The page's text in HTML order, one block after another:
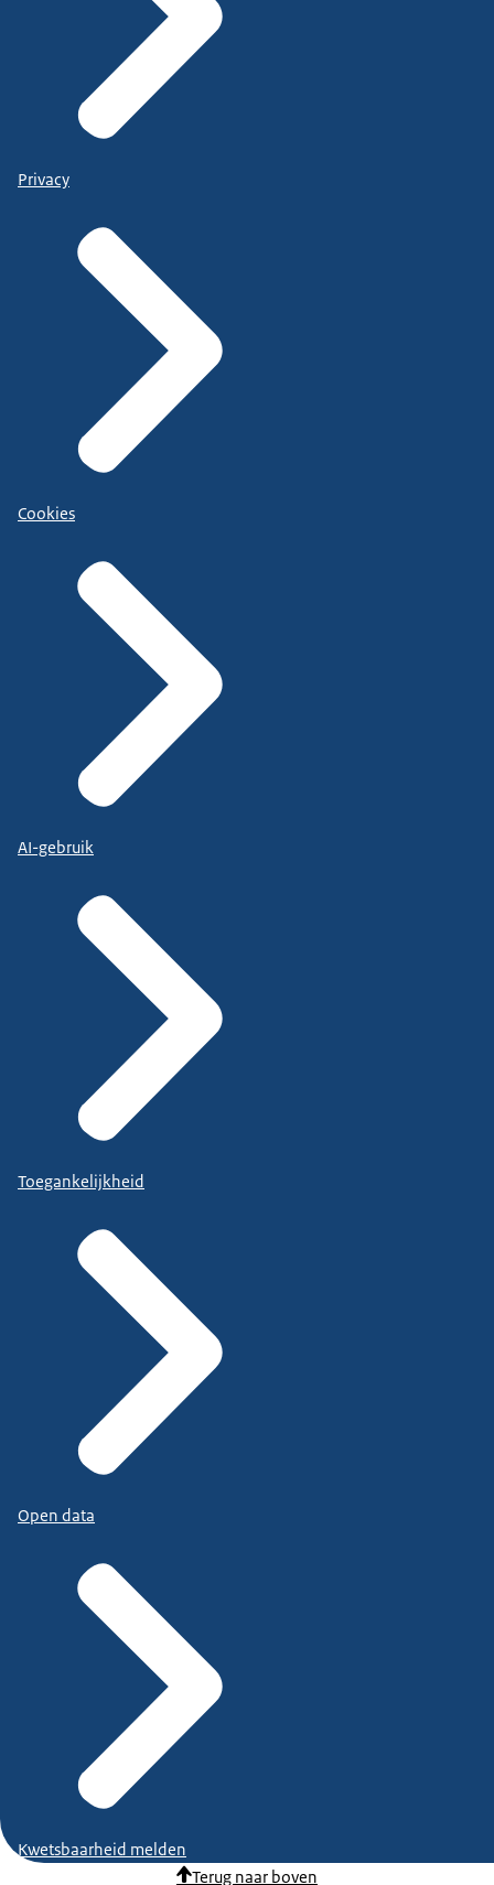
Privacy
Cookies
AI-gebruik
Toegankelijkheid
Open data
Kwetsbaarheid melden
Terug naar boven